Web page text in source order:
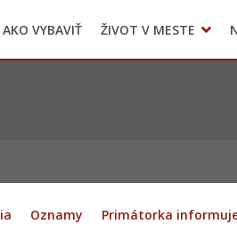
Územné plánovanie
AKO VYBAVIŤ
ŽIVOT V MESTE
Mestské kultúrne
Oznamy Primátorka